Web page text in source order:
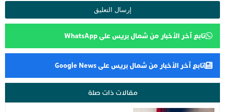
تابع آخر الأخبار من شمال بريس على WhatsApp
تابع آخر الأخبار من شمال بريس على Google News
مقالات ذات صلة